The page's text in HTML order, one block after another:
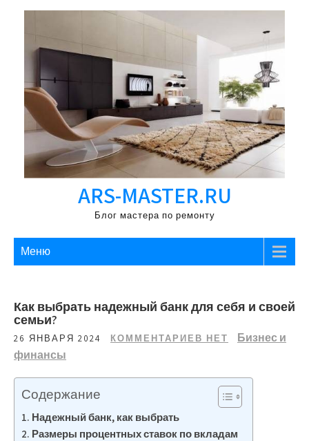
Перейти
ARS-MASTER.RU
Блог мастера по ремонту
Меню
Как выбрать надежный банк для себя и своей
семьи?
26 ЯНВАРЯ 2024 КОММЕНТАРИЕВ НЕТ
Бизнес и
финансы
Содержание
Надежный банк, как выбрать
Размеры процентных ставок по вкладам